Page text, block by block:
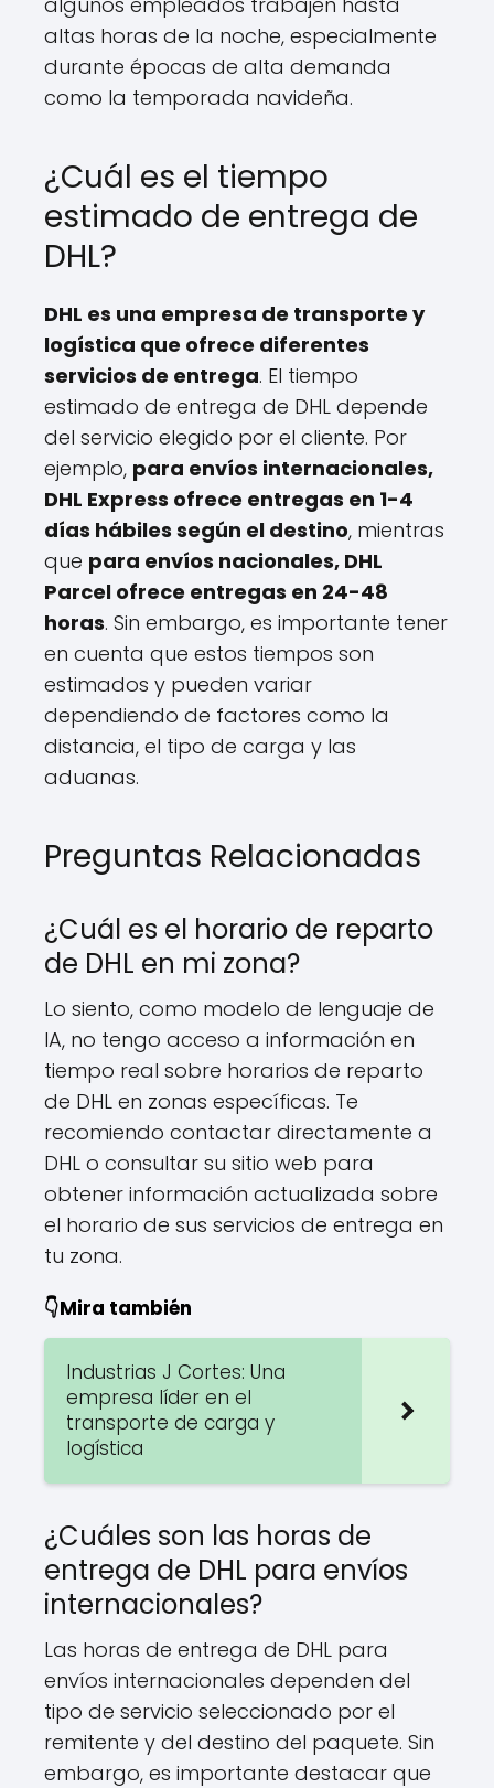
altas horas de la noche, especialmente
durante épocas de alta demanda
como la temporada navideña.
¿Cuál es el tiempo
estimado de entrega de
DHL?
DHL es una empresa de transporte y
logística que ofrece diferentes
servicios de entrega. El tiempo
estimado de entrega de DHL depende
del servicio elegido por el cliente. Por
ejemplo, para envíos internacionales,
DHL Express ofrece entregas en 1-4
días hábiles según el destino, mientras
que para envíos nacionales, DHL
Parcel ofrece entregas en 24-48
horas. Sin embargo, es importante tener
en cuenta que estos tiempos son
estimados y pueden variar
dependiendo de factores como la
distancia, el tipo de carga y las
aduanas.
Preguntas Relacionadas
¿Cuál es el horario de reparto
de DHL en mi zona?
Lo siento, como modelo de lenguaje de
IA, no tengo acceso a información en
tiempo real sobre horarios de reparto
de DHL en zonas específicas. Te
recomiendo contactar directamente a
DHL o consultar su sitio web para
obtener información actualizada sobre
el horario de sus servicios de entrega en
tu zona.
👇Mira también
Industrias J Cortes: Una
empresa líder en el
transporte de carga y
logística
¿Cuáles son las horas de
entrega de DHL para envíos
internacionales?
Las horas de entrega de DHL para
envíos internacionales dependen del
tipo de servicio seleccionado por el
remitente y del destino del paquete. Sin
embargo, es importante destacar que